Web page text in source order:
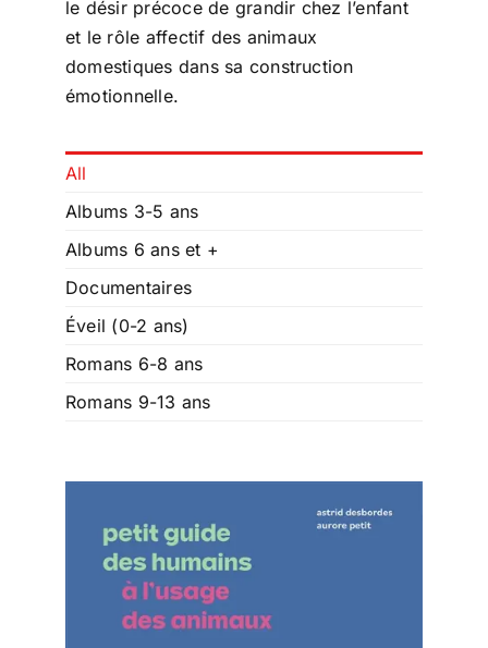
le désir précoce de grandir chez l’enfant
et le rôle affectif des animaux
domestiques dans sa construction
émotionnelle.
All
Albums 3-5 ans
Albums 6 ans et +
Documentaires
Éveil (0-2 ans)
Romans 6-8 ans
Romans 9-13 ans